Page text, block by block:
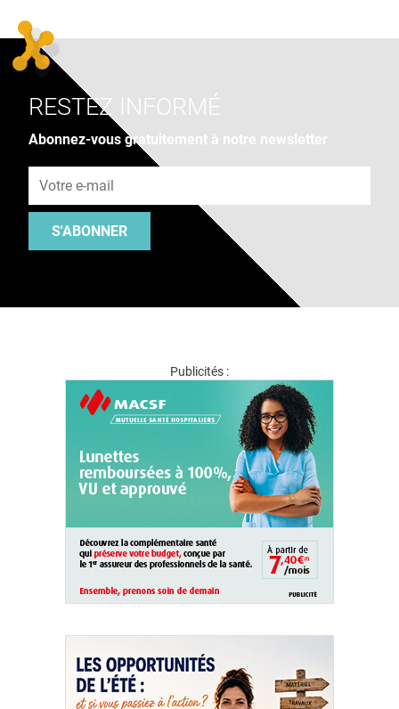
RESTEZ INFORMÉ
Abonnez-vous gratuitement à notre newsletter
S'ABONNER
Publicités :